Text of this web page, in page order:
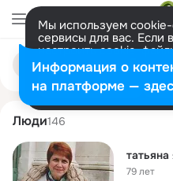
Мы используем
сервисы для вас. Если
настроить cookie-
представитель.
Разрешить все
Поиск
людям
tatyana yakuba
Люди146
татьяна
79 лет
Информация о
на платформе —